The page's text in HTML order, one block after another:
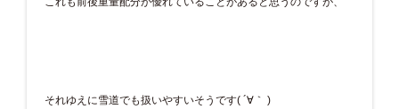
それゆえに雪道でも扱いやすいそうです( ´∀｀ )